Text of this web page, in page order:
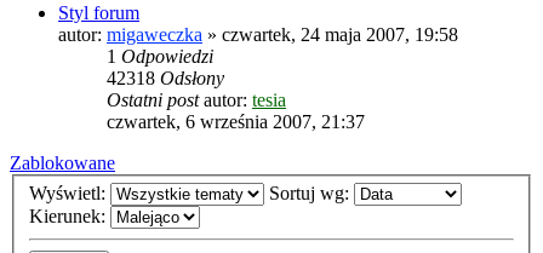
Styl forum
autor: migaweczka » czwartek, 24 maja 2007, 19:58
1 Odpowiedzi
42318 Odsłony
Ostatni postautor: tesia
czwartek, 6 września 2007, 21:37
Zablokowane
Wyświetl:
Sortuj wg:
Kierunek: